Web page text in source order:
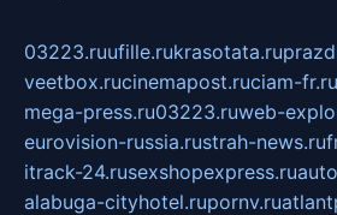
03223.ruufille.rukrasotata.ru
veetbox.rucinemapost.ruciam-fr.ru
mega-press.ru03223.ruweb-
eurovision-russia.rustrah-news.ru
itrack-24.rusexshopexpress.ru
alabuga-cityhotel.rupornv.ru